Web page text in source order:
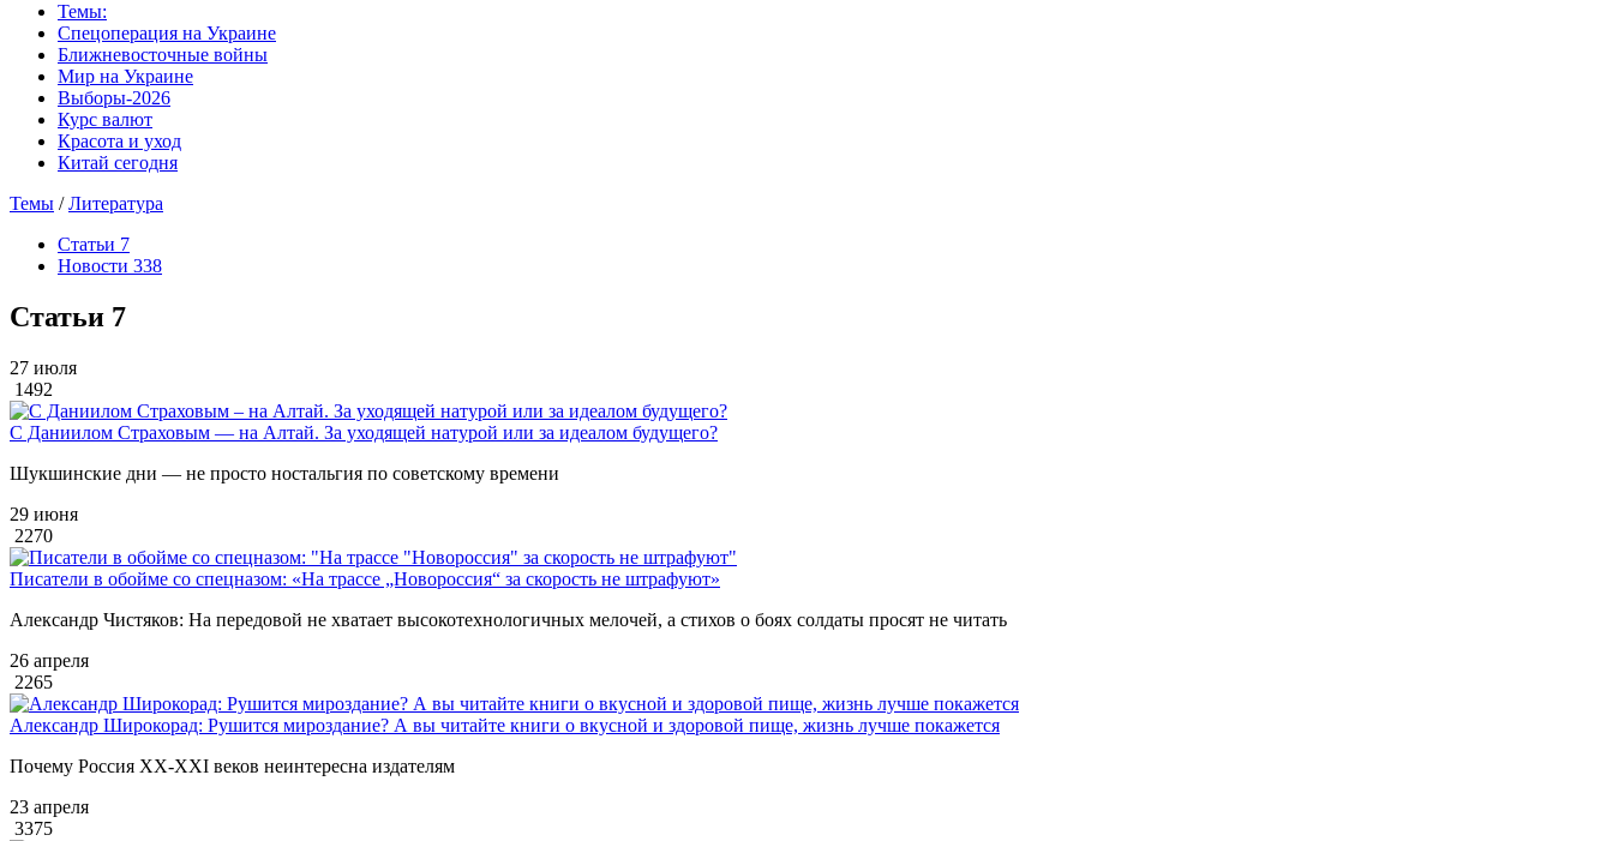
Темы:
Спецоперация на Украине
Ближневосточные войны
Мир на Украине
Выборы-2026
Курс валют
Красота и уход
Китай сегодня
Темы /Литература
Статьи 7
Новости 338
Статьи 7
27 июля
1492
С Даниилом Страховым — на Алтай. За уходящей натурой или за идеалом будущего?
Шукшинские дни — не просто ностальгия по советскому времени
29 июня
2270
Писатели в обойме со спецназом: «На трассе „Новороссия“ за скорость не штрафуют»
Александр Чистяков: На передовой не хватает высокотехнологичных мелочей, а стихов о боях солдаты просят не читать
26 апреля
2265
Александр Широкорад: Рушится мироздание? А вы читайте книги о вкусной и здоровой пище, жизнь лучше покажется
Почему Россия XX-XXI веков неинтересна издателям
23 апреля
3375